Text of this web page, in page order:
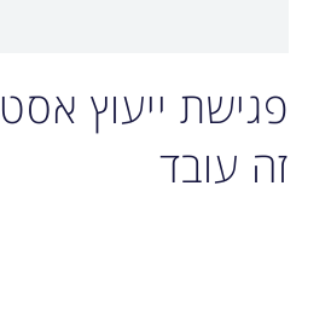
פגישת ייעוץ
זה עובד